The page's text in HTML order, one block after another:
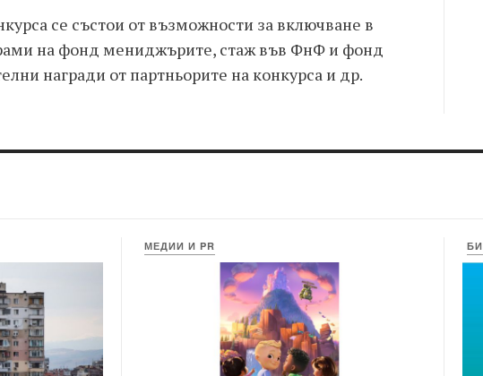
се състои от възможности за включване в
на фонд мениджърите, стаж във ФнФ и фонд
награди от партньорите на конкурса и др.
МЕДИИ И PR